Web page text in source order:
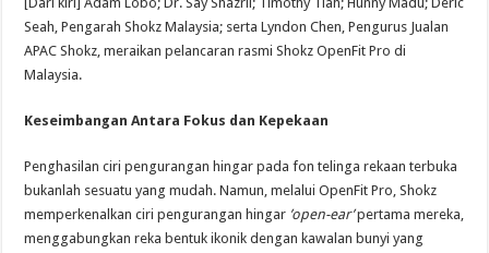
Seah, Pengarah Shokz Malaysia; serta Lyndon Chen, Pengurus Jualan
APAC Shokz, meraikan pelancaran rasmi Shokz OpenFit Pro di
Malaysia.
Keseimbangan Antara Fokus dan Kepekaan
Penghasilan ciri pengurangan hingar pada fon telinga rekaan terbuka
bukanlah sesuatu yang mudah. Namun, melalui OpenFit Pro, Shokz
memperkenalkan ciri pengurangan hingar ’open-ear’pertama mereka,
menggabungkan reka bentuk ikonik dengan kawalan bunyi yang